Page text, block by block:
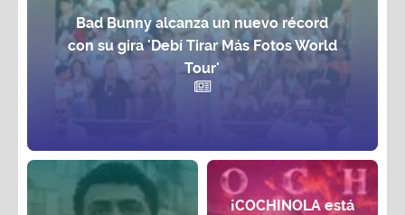
Bad Bunny alcanza un nuevo récord
con su gira 'Debí Tirar Más Fotos World
Tour'
¡COCHINOLA está